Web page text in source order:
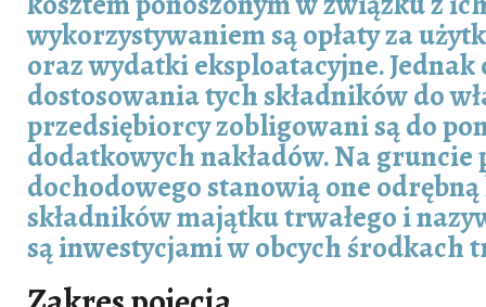
wykorzystywaniem są opłaty za
oraz wydatki eksploatacyjne. Jednak
dostosowania tych składników do
przedsiębiorcy zobligowani są do
dodatkowych nakładów. Na gruncie
dochodowego stanowią one
składników majątku trwałego i
są inwestycjami w obcych środkach